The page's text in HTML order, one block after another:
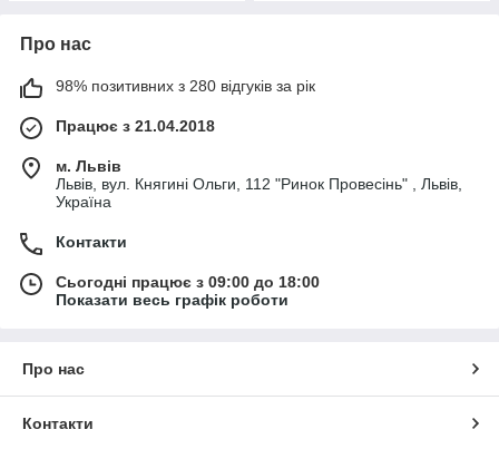
Про нас
98% позитивних з 280 відгуків за рік
Працює з 21.04.2018
м. Львів
Львів, вул. Княгині Ольги, 112 "Ринок Провесінь" , Львів,
Україна
Контакти
Сьогодні працює з 09:00 до 18:00
Показати весь графік роботи
Про нас
Контакти